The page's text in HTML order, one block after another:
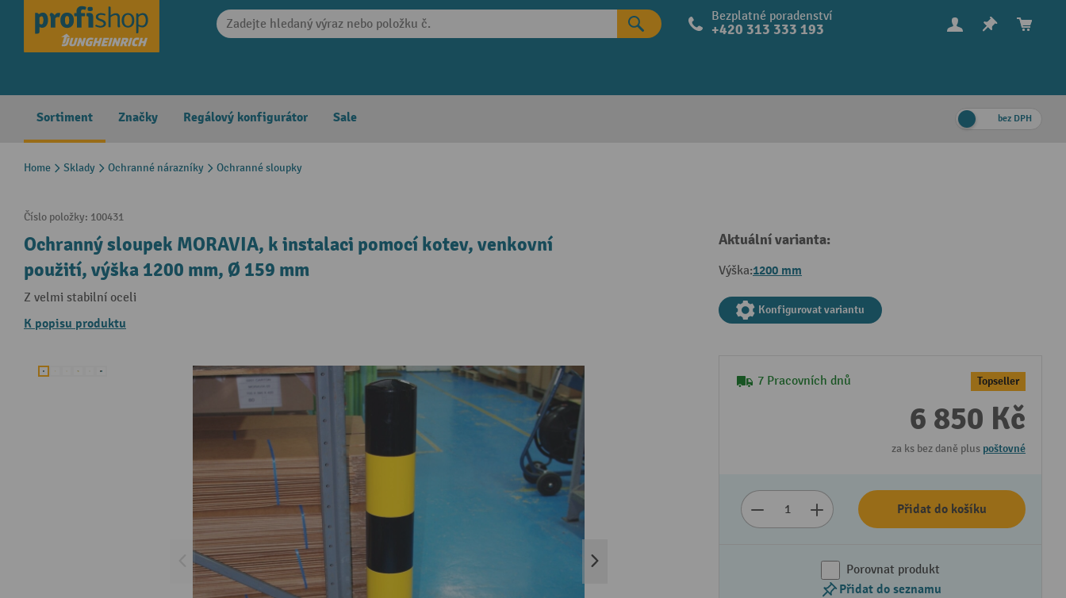
Skip to main navigation Bezplatné poradenství
+420 313 333 193
Sortiment Značky Regálový konfigurátor Sale bez DPH
Home Sklady Ochranné nárazníky Ochranné sloupky
Číslo položky: 100431
Ochranný sloupek MORAVIA, k instalaci pomocí kotev, venkovní
použití, výška 1200 mm, Ø 159 mm
Z velmi stabilní oceli
K popisu produktu
Aktuální varianta:
Výška:1200 mm
Konfigurovat variantu
7 Pracovních dnů Topseller
6 850 Kč
za ks bez daně plus poštovné
Přidat do košíku
Porovnat produkt
Přidat do seznamu